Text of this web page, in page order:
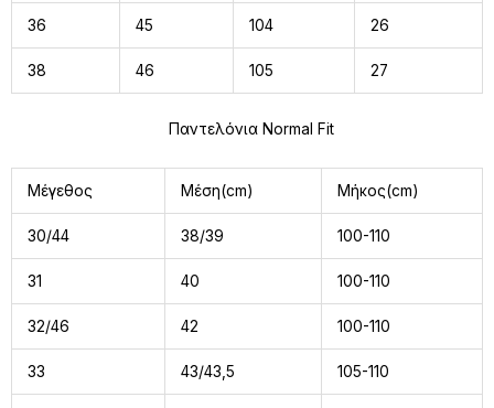
36 45 104 26
38 46 105 27
Παντελόνια Normal Fit
Μέγεθος Μέση(cm) Μήκος(cm)
30/44 38/39 100-110
31 40 100-110
32/46 42 100-110
33 43/43,5 105-110